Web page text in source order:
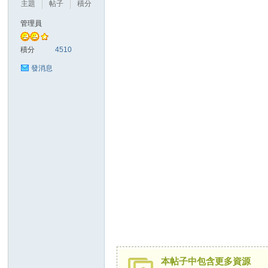
主題 帖子 積分
管理員
積分 4510
發消息
本帖子中包含更多資源